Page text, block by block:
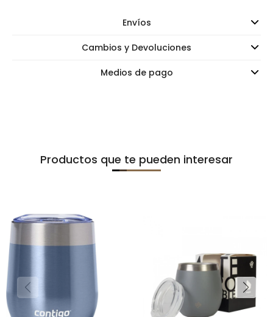
Envíos
Cambios y Devoluciones
Medios de pago
Productos que te pueden interesar